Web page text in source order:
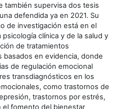
también supervisa dos tesis
defendida ya en 2021. Su
de investigación está en el
psicología clínica y de la salud y
de tratamientos
basados en evidencia, donde
de regulación emocional
transdiagnósticos en los
como trastornos de
trastornos por estrés,
el fomento del bienestar